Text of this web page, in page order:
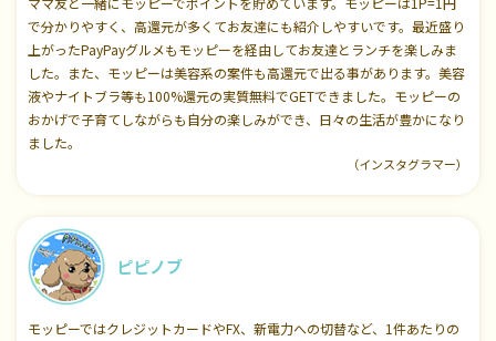
で分かりやすく、高還元が多くてお友達にも紹介しやすいです。最近盛り
上がったPayPayグルメもモッピーを経由してお友達とランチを楽しみま
した。また、モッピーは美容系の案件も高還元で出る事があります。美容
液やナイトブラ等も100%還元の実質無料でGETできました。モッピーの
おかげで子育てしながらも自分の楽しみができ、日々の生活が豊かになり
ました。
（インスタグラマー）
ピピノブ
モッピーではクレジットカードやFX、新電力への切替など、1件あたりの